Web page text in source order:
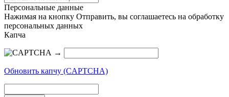
Персональные данные
Нажимая на кнопку Отправить, вы соглашаетесь на обработку
персональных данных
Капча
→
Обновить капчу (CAPTCHA)